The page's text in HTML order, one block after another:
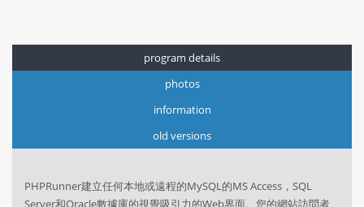
program details
photos
information
old versions
PHPRunner建立任何本地或遠程的MySQL的MS Access，SQL
Server和Oracle數據庫的視覺吸引力的Web界面。您的網站訪問者